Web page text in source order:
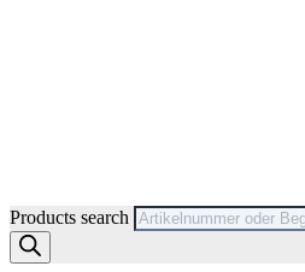
Products search